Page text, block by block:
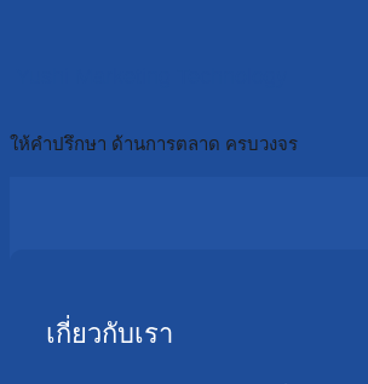
ให้คำปรึกษา ด้านการตลาด ครบวงจร
เกี่ยวกับเรา